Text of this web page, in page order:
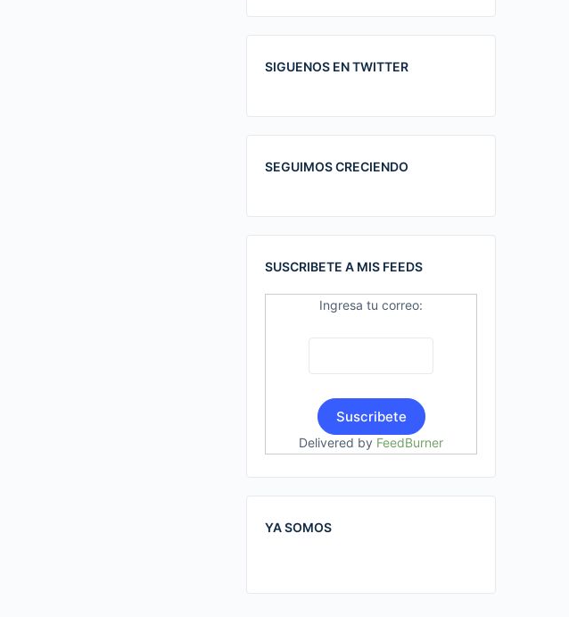
SIGUENOS EN TWITTER
SEGUIMOS CRECIENDO
SUSCRIBETE A MIS FEEDS
Ingresa tu correo:
Delivered by FeedBurner
YA SOMOS